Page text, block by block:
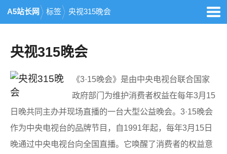
A5站长网 标签 央视315晚会
央视315晚会
《3·15晚会》是由中央电视台联合国家
政府部门为维护消费者权益在每年3月15
日晚共同主办并现场直播的一台大型公益晚会。3·15晚会
作为中央电视台的品牌节目，自1991年起，每年3月15日
晚通过中央电视台向全国直播。它唤醒了消费者的权益意